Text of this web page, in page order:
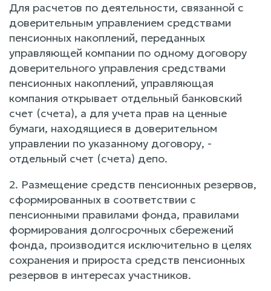
Для расчетов по деятельности, связанной с
доверительным управлением средствами
пенсионных накоплений, переданных
управляющей компании по одному договору
доверительного управления средствами
пенсионных накоплений, управляющая
компания открывает отдельный банковский
счет (счета), а для учета прав на ценные
бумаги, находящиеся в доверительном
управлении по указанному договору, -
отдельный счет (счета) депо.
2. Размещение средств пенсионных резервов,
сформированных в соответствии с
пенсионными правилами фонда, правилами
формирования долгосрочных сбережений
фонда, производится исключительно в целях
сохранения и прироста средств пенсионных
резервов в интересах участников.